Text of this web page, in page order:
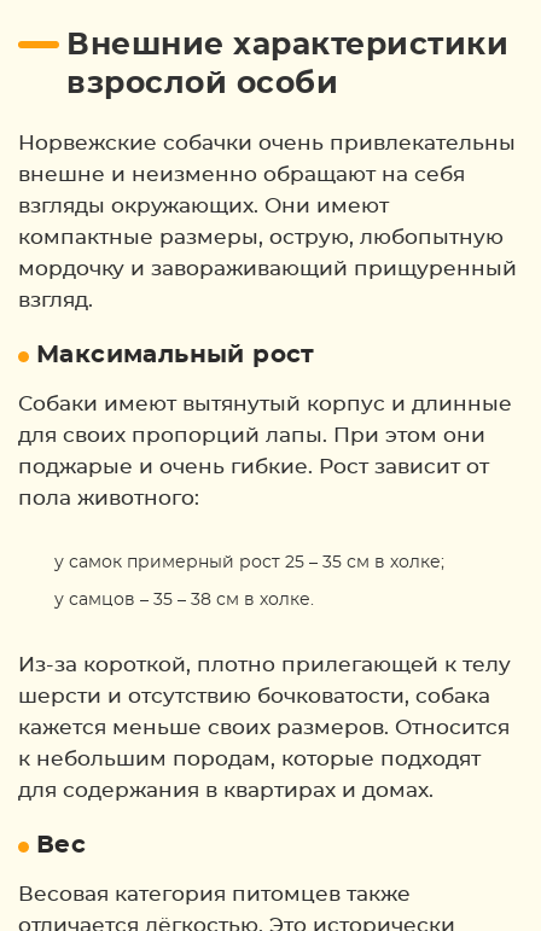
Внешние характеристики
взрослой особи
Норвежские собачки очень привлекательны
внешне и неизменно обращают на себя
взгляды окружающих. Они имеют
компактные размеры, острую, любопытную
мордочку и завораживающий прищуренный
взгляд.
Максимальный рост
Собаки имеют вытянутый корпус и длинные
для своих пропорций лапы. При этом они
поджарые и очень гибкие. Рост зависит от
пола животного:
у самок примерный рост 25 – 35 см в холке;
у самцов – 35 – 38 см в холке.
Из-за короткой, плотно прилегающей к телу
шерсти и отсутствию бочковатости, собака
кажется меньше своих размеров. Относится
к небольшим породам, которые подходят
для содержания в квартирах и домах.
Вес
Весовая категория питомцев также
отличается лёгкостью. Это исторически